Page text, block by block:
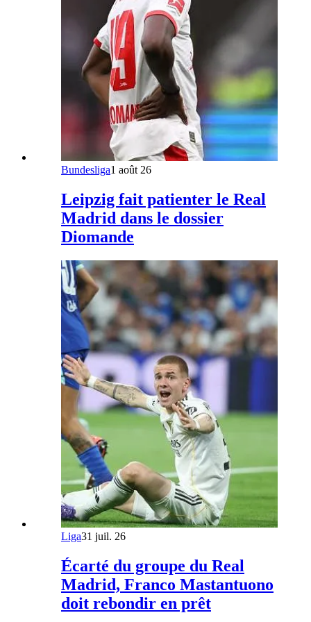
Bundesliga1 août 26
Leipzig fait patienter le Real
Madrid dans le dossier
Diomande
Liga31 juil. 26
Écarté du groupe du Real
Madrid, Franco Mastantuono
doit rebondir en prêt